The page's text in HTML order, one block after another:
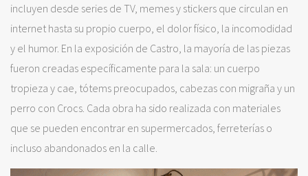
incluyen desde series de TV, memes y stickers que circulan en
internet hasta ​​su propio cuerpo, el dolor físico, la incomodidad
y el humor. En la exposición de Castro, la mayoría de las piezas
fueron creadas específicamente para la sala: un cuerpo
tropieza y cae, tótems preocupados, cabezas con migraña y un
perro con Crocs. Cada obra ha sido realizada con materiales
que se pueden encontrar en supermercados, ferreterías o
incluso abandonados en la calle.